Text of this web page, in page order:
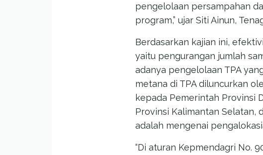
pengelolaan persampahan
program,” ujar Siti Ainun,
Berdasarkan kajian ini,
yaitu pengurangan jumlah
adanya pengelolaan TPA
metana di TPA diluncurkan
kepada Pemerintah Provinsi
Provinsi Kalimantan Selatan,
adalah mengenai
“Di aturan Kepmendagri No.